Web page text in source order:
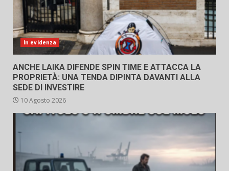
In evidenza
ANCHE LAIKA DIFENDE SPIN TIME E ATTACCA LA
PROPRIETÀ: UNA TENDA DIPINTA DAVANTI ALLA
SEDE DI INVESTIRE
10 Agosto 2026